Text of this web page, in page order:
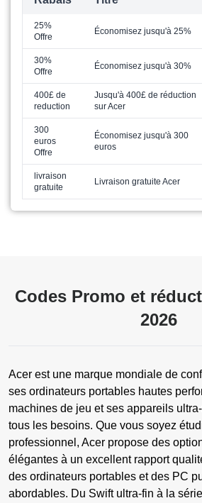
25%
Offre
Économisez jusqu'à 25%
30%
Offre
Économisez jusqu'à 30%
400£ de
reduction
Jusqu'à 400£ de réduction
sur Acer
300
euros
Offre
Économisez jusqu'à 300
euros
livraison
gratuite
Livraison gratuite Acer
Codes Promo et
2026
Acer est une marque mondiale de
ses ordinateurs portables hautes
machines de jeu et ses appareils
tous les besoins. Que vous soyez
professionnel, Acer propose des
élégantes à un excellent rapport
des ordinateurs portables et des PC
abordables. Du Swift ultra-fin à la